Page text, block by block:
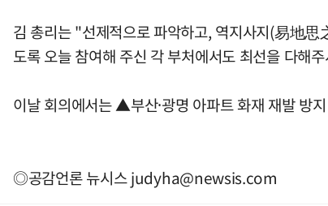
김 총리는 "선제적으로 파악하고, 역지사지(易地
도록 오늘 참여해 주신 각 부처에서도 최선을 다해
이날 회의에서는 ▲부산⸱광명 아파트 화재 재발
◎공감언론 뉴시스judyha@newsis.com